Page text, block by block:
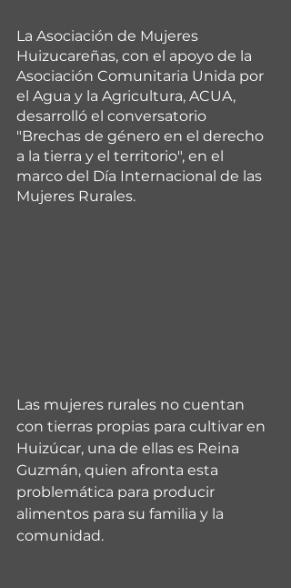
La Asociación de Mujeres
Huizucareñas, con el apoyo de la
Asociación Comunitaria Unida por
el Agua y la Agricultura, ACUA,
desarrolló el conversatorio
"Brechas de género en el derecho
a la tierra y el territorio", en el
marco del Día Internacional de las
Mujeres Rurales.
Las mujeres rurales no cuentan
con tierras propias para cultivar en
Huizúcar, una de ellas es Reina
Guzmán, quien afronta esta
problemática para producir
alimentos para su familia y la
comunidad.